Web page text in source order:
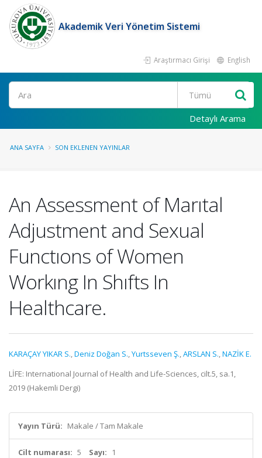
Akademik Veri Yönetim Sistemi
Araştırmacı Girişi English
Ara
Detaylı Arama
ANA SAYFA SON EKLENEN YAYINLAR
An Assessment of Marıtal
Adjustment and Sexual
Functıons of Women
Workıng In Shıfts In
Healthcare.
KARAÇAY YIKAR S.,Deniz Doğan S.,Yurtsseven Ş.,ARSLAN S.,NAZİK E.
LİFE: International Journal of Health and Life-Sciences, cilt.5, sa.1,
2019 (Hakemli Dergi)
Yayın Türü: Makale / Tam Makale
Cilt numarası: 5 Sayı: 1